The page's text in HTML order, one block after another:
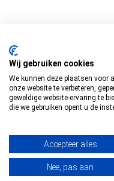
GITP is ISO
Wij gebruiken cookies
We kunnen deze plaatsen voor
onze website te verbeteren,
geweldige website-ervaring te
die we gebruiken opent u de
Accepteer alles
Nee, pas aan